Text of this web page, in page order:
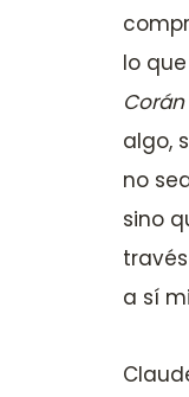
lo
Corán
algo,
no
sino
a sí